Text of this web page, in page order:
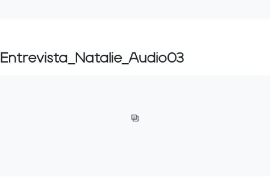
Entrevista_Natalie_Audio03